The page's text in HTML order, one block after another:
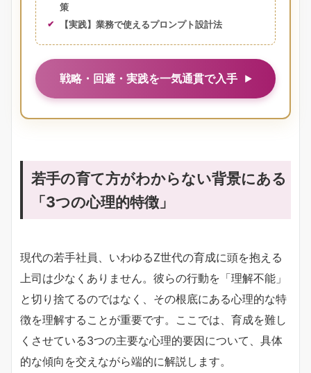
策
【実践】業務で使えるプロンプト設計法
戦略・回避・実践を一気通貫で入手
若手の育て方がわからない背景にある
「3つの心理的特徴」
現代の若手社員、いわゆるZ世代の育成に頭を抱える
上司は少なくありません。彼らの行動を「理解不能」
と切り捨てるのではなく、その根底にある心理的な特
徴を理解することが重要です。ここでは、育成を難し
くさせている3つの主要な心理的要因について、具体
的な傾向を交えながら端的に解説します。